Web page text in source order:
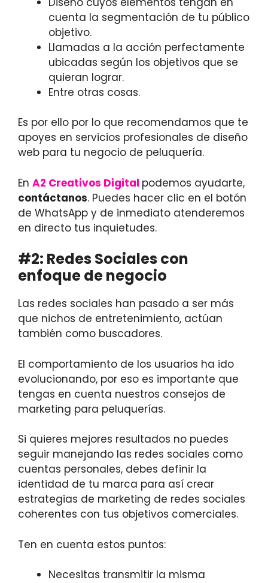
cuenta la segmentación de tu público
objetivo.
Llamadas a la acción perfectamente
ubicadas según los objetivos que se
quieran lograr.
Entre otras cosas.
Es por ello por lo que recomendamos que te
apoyes en servicios profesionales de diseño
web para tu negocio de peluquería.
En A2 Creativos Digital podemos ayudarte,
contáctanos. Puedes hacer clic en el botón
de WhatsApp y de inmediato atenderemos
en directo tus inquietudes.
#2: Redes Sociales con
enfoque de negocio
Las redes sociales han pasado a ser más
que nichos de entretenimiento, actúan
también como buscadores.
El comportamiento de los usuarios ha ido
evolucionando, por eso es importante que
tengas en cuenta nuestros consejos de
marketing para peluquerías.
Si quieres mejores resultados no puedes
seguir manejando las redes sociales como
cuentas personales, debes definir la
identidad de tu marca para así crear
estrategias de marketing de redes sociales
coherentes con tus objetivos comerciales.
Ten en cuenta estos puntos:
Necesitas transmitir la misma